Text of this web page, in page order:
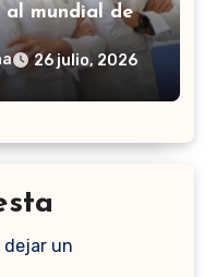
mundial de
26 julio, 2026
dejar un